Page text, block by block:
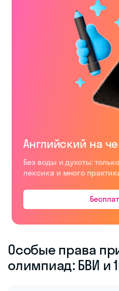
Английский на
Без воды и духоты:
лексика и много
Особые права
олимпиад: БВИ и